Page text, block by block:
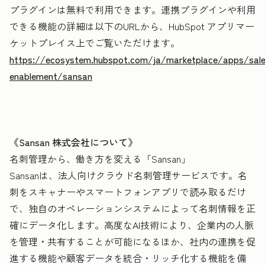
プラグインは無料で利用できます。連携プラグインや利用
できる機能の詳細は以下のURLから、HubSpot アプリマー
ケットプレイス上でご覧いただけます。
https://ecosystem.hubspot.com/ja/marketplace/apps/
enablement/sansan
《Sansan 株式会社について》
名刺管理から、働き方を変える「Sansan」
Sansanは、法人向けクラウド名刺管理サービスです。名
刺をスキャナーやスマートフォンアプリで読み取るだけ
で、独自のオペレーションシステムによって名刺情報を正
確にデータ化します。高度なAI技術により、企業内の人脈
を管理・共有することが可能になるほか、社内の連携を促
進する機能や顧客データを統合・リッチ化する機能を備